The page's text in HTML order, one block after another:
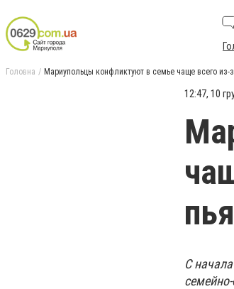
Головна Мариупольцы конфликтуют в семье чаще всего из-
12:47, 10
С